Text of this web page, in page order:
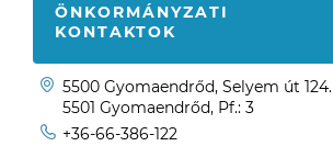
ÖNKORMÁNYZATI
KONTAKTOK
5500 Gyomaendrőd, Selyem út 124.
5501 Gyomaendrőd, Pf.: 3
+36-66-386-122